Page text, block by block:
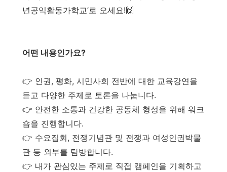
년공익활동가학교’로 오세요!🙌
어떤 내용인가요?
👉 인권, 평화, 시민사회 전반에 대한 교육강연을
듣고 다양한 주제로 토론을 나눕니다.
👉 안전한 소통과 건강한 공동체 형성을 위해 워크
숍을 진행합니다.
👉 수요집회, 전쟁기념관 및 전쟁과 여성인권박물
관 등 외부를 탐방합니다.
👉 내가 관심있는 주제로 직접 캠페인을 기획하고